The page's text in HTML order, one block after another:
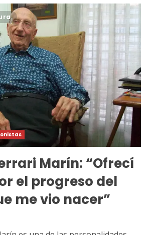
Marín: “Ofrecí
el progreso del
me vio nacer”